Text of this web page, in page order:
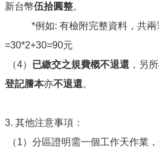
相
貼
源
建
線
專
區
新台幣伍拾圓整。
*例如: 有檢附完整資料，共兩
=30*2+30=90元
（4） 已繳交之規費概不退還 ，另
登記謄本亦不退還。
3. 其他注意事項：
（1）分區證明需一個工作天作業，